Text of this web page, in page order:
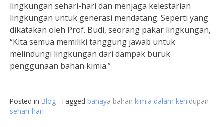
lingkungan sehari-hari dan menjaga kelestarian
lingkungan untuk generasi mendatang. Seperti yang
dikatakan oleh Prof. Budi, seorang pakar lingkungan,
“Kita semua memiliki tanggung jawab untuk
melindungi lingkungan dari dampak buruk
penggunaan bahan kimia.”
Posted in Blog Tagged bahaya bahan kimia dalam kehidupan
sehari-hari